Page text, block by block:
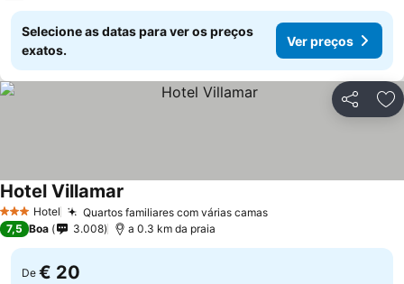
Selecione as datas para ver os preços
exatos.
Ver preços
Partilhar
3 EstrelasHotel Quartos familiares com várias camasVer preços
Hotel Villamar
7,5 Boa 3.008 a 0.3 km da praia
De € 20